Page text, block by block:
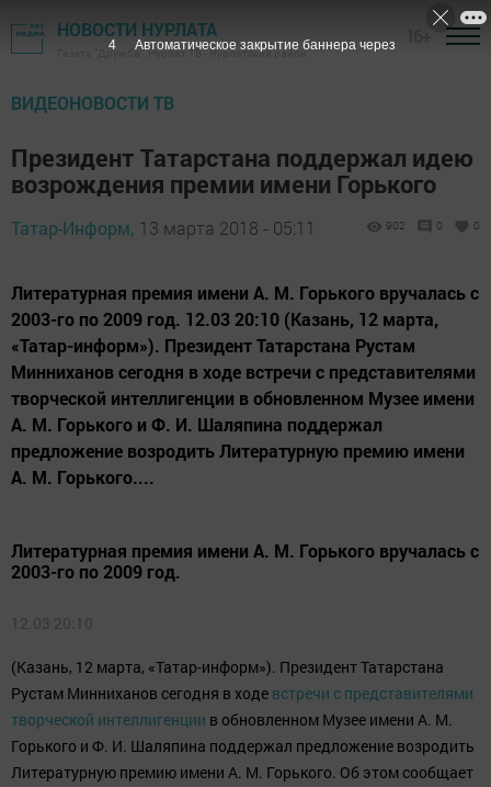
НОВОСТИ НУРЛАТА
Газета "Дружба", Нурлат ТВ - Нурлатский район
ВИДЕОНОВОСТИ ТВ
Президент Татарстана поддержал идею
возрождения премии имени Горького
Татар-Информ, 13 марта 2018 - 05:11 902 0 0
Литературная премия имени А. М. Горького вручалась с
2003-го по 2009 год. 12.03 20:10 (Казань, 12 марта,
«Татар-информ»). Президент Татарстана Рустам
Минниханов сегодня в ходе встречи с представителями
творческой интеллигенции в обновленном Музее имени
А. М. Горького и Ф. И. Шаляпина поддержал
предложение возродить Литературную премию имени
А. М. Горького....
Литературная премия имени А. М. Горького вручалась с
2003-го по 2009 год.
12.03 20:10
(Казань, 12 марта, «Татар-информ»). Президент Татарстана
Рустам Минниханов сегодня в ходе встречи с представителями
творческой интеллигенции в обновленном Музее имени А. М.
Горького и Ф. И. Шаляпина поддержал предложение возродить
Литературную премию имени А. М. Горького. Об этом сообщает
3 Автоматическое закрытие баннера через